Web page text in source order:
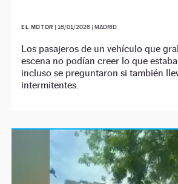
EL MOTOR | 16/01/2026| MADRID
Los pasajeros de un vehículo que
escena no podían creer lo que
incluso se preguntaron si también
intermitentes.